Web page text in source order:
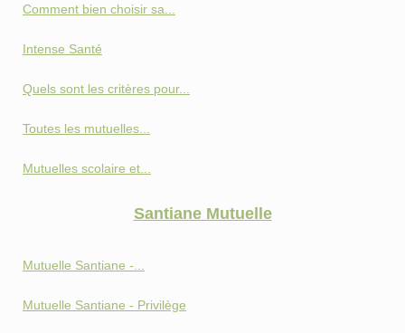
Comment bien choisir sa...
Intense Santé
Quels sont les critères pour...
Toutes les mutuelles...
Mutuelles scolaire et...
Santiane Mutuelle
Mutuelle Santiane -...
Mutuelle Santiane - Privilège